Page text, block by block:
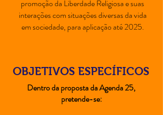
promoção da Liberdade Religiosa e suas
interações com situações diversas da vida
em sociedade, para aplicação até 2025.
OBJETIVOS ESPECÍFICOS
Dentro da proposta da Agenda 25,
pretende-se: